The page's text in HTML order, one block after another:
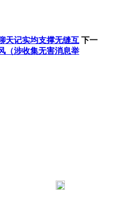
天记实均支撑无缝互 下一
（涉收集无害消息举